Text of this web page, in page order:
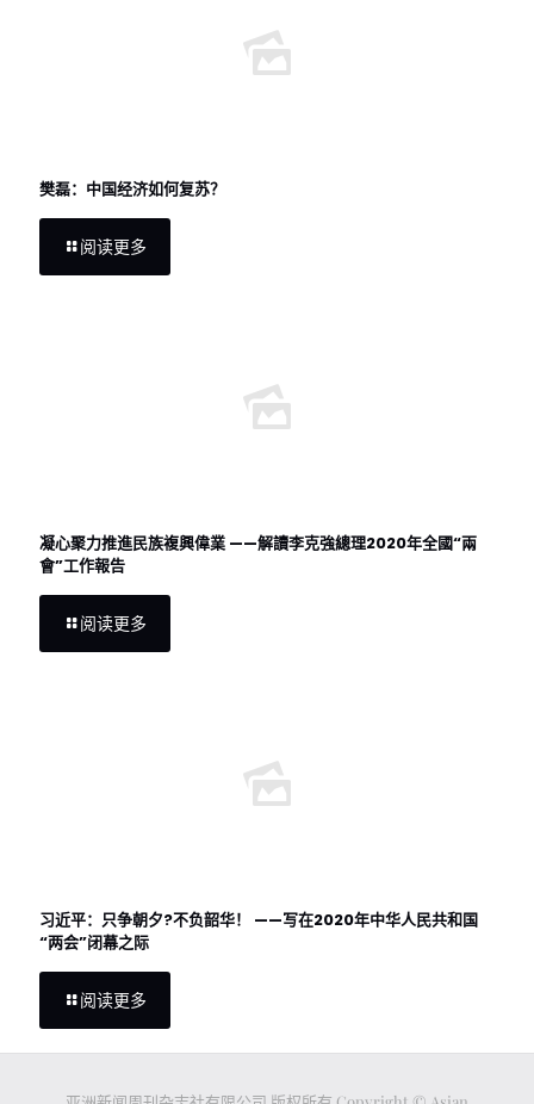
樊磊：中国经济如何复苏？
阅读更多
凝心聚力推進民族複興偉業 ——解讀李克強總理2020年全國“兩
會”工作報告
阅读更多
习近平：只争朝夕?不负韶华！ ——写在2020年中华人民共和国
“两会”闭幕之际
阅读更多